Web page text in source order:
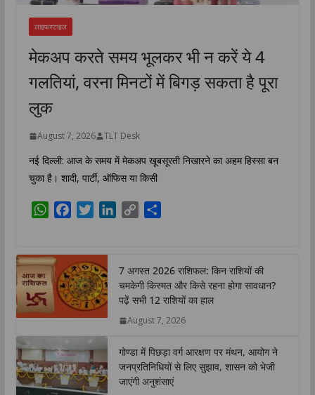
लाइफस्टाइल
मेकअप करते समय भूलकर भी न करें ये 4
गलतियां, वरना मिनटों में बिगड़ सकता है पूरा
लुक
August 7, 2026 TLT Desk
नई दिल्ली: आज के समय में मेकअप खूबसूरती निखारने का अहम हिस्सा बन
चुका है। शादी, पार्टी, ऑफिस या किसी
W
t
s
A
p
e
b
o
o
t
t
e
r
e
d
n
L
i
k
e
7 अगस्त 2026 राशिफल: किन राशियों की
चमकेगी किस्मत और किसे रहना होगा सावधान?
पढ़ें सभी 12 राशियों का हाल
August 7, 2026
गोण्डा में पिछड़ा वर्ग आरक्षण पर मंथन, आयोग ने
जनप्रतिनिधियों से लिए सुझाव, शासन को भेजी
जाएंगी अनुशंसाएं